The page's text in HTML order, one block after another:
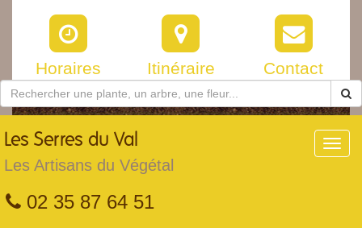
Horaires Itinéraire Contact
Les Serres du Val
Les Artisans du Végétal
02 35 87 64 51